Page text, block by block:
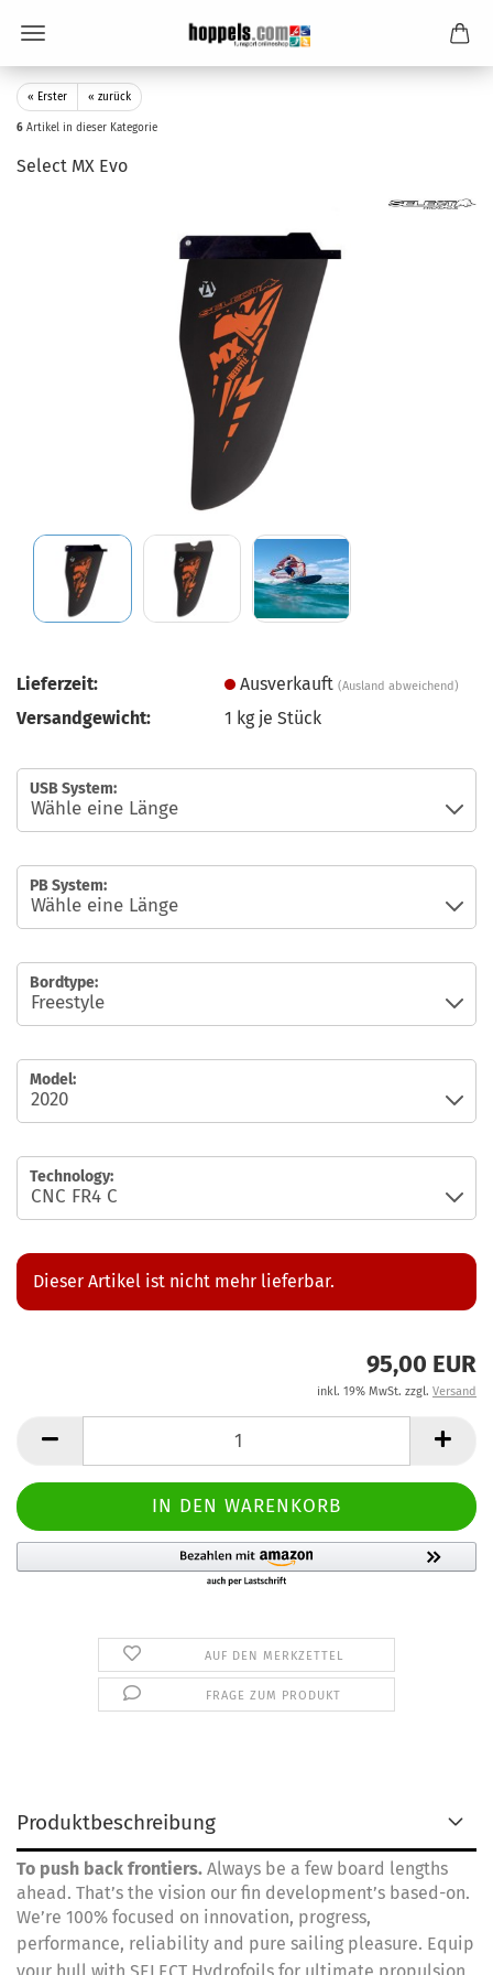
« Erster « zurück
6 Artikel in dieser Kategorie
Select MX Evo
Lieferzeit: Ausverkauft(Ausland abweichend)
Versandgewicht: 1 kg je Stück
USB System:
PB System:
Bordtype:
Model:
Technology:
Dieser Artikel ist nicht mehr lieferbar.
95,00 EUR
inkl. 19% MwSt. zzgl. Versand
AUF DEN MERKZETTEL
FRAGE ZUM PRODUKT
Produktbeschreibung
To push back frontiers. Always be a few board lengths
ahead. That’s the vision our fin development’s based-on.
We’re 100% focused on innovation, progress,
performance, reliability and pure sailing pleasure. Equip